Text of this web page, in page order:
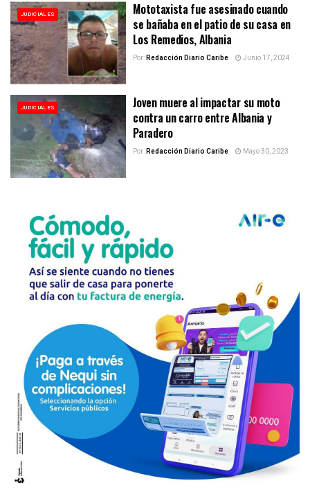
JUDICIALES
Mototaxista fue asesinado cuando
se bañaba en el patio de su casa en
Los Remedios, Albania
Por:Redacción Diario Caribe Junio 17, 2024
JUDICIALES
Joven muere al impactar su moto
contra un carro entre Albania y
Paradero
Por:Redacción Diario Caribe Mayo 30, 2023